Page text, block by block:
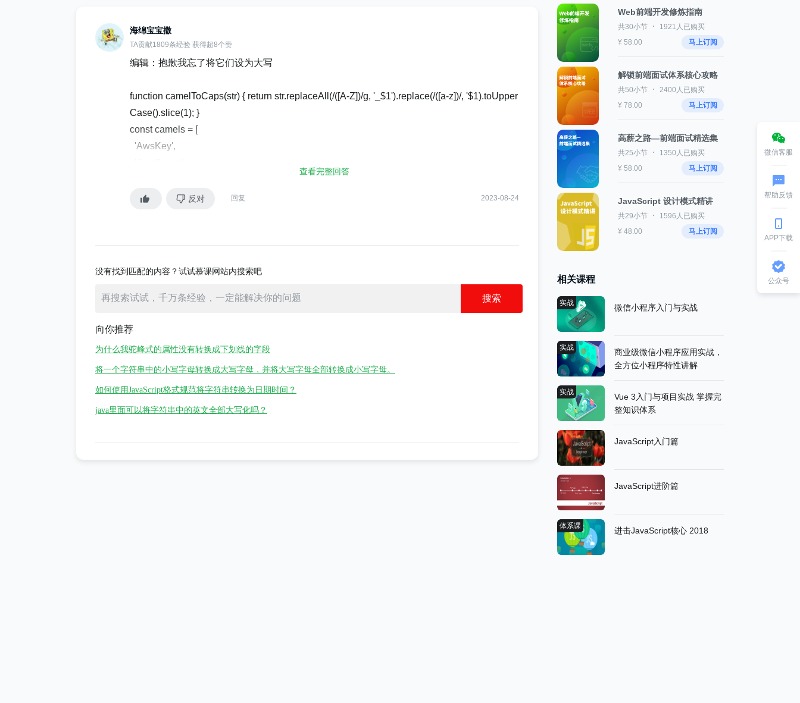
海绵宝宝撒
TA贡献1809条经验 获得超8个赞
编辑：抱歉我忘了将它们设为大写
function camelToCaps(str) { return str.replaceAll(/([A-Z])/g, '_$1').replace(/([a-z])/, '$1).toUpper
Case().slice(1); }
const camels = [
'AwsKey',
console.log(caps);
查看完整回答
反对 回复 2023-08-24
没有找到匹配的内容？试试慕课网站内搜索吧
向你推荐
为什么我驼峰式的属性没有转换成下划线的字段
将一个字符串中的小写字母转换成大写字母，并将大写字母全部转换成小写字母。
如何使用JavaScript格式规范将字符串转换为日期时间？
java里面可以将字符串中的英文全部大写化吗？
Web前端开发修炼指南
共30小节
1921人已购买
¥ 58.00
马上订阅
解锁前端面试体系核心攻略
共50小节
2400人已购买
¥ 78.00
马上订阅
高薪之路—前端面试精选集
共25小节
1350人已购买
¥ 58.00
马上订阅
JavaScript 设计模式精讲
共29小节
1596人已购买
¥ 48.00
马上订阅
相关课程
实战 微信小程序入门与实战
实战
商业级微信小程序应用实战，
全方位小程序特性讲解
实战
Vue 3入门与项目实战 掌握完
整知识体系
JavaScript入门篇
JavaScript进阶篇
体系课 进击JavaScript核心 2018
微信客服
帮助反馈
APP下载
公众号